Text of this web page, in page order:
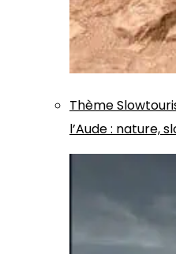
Thème
l’Aude : nature,